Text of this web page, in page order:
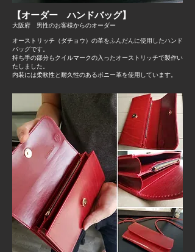
【オーダー ハンドバッグ】
大阪府 男性のお客様からのオーダー
オーストリッチ（ダチョウ）の革をふんだんに使用したハンド
バッグです。
持ち手の部分もクイルマークの入ったオーストリッチで製作い
たしました。
​内装には柔軟性と耐久性のあるポニー革を使用しています。